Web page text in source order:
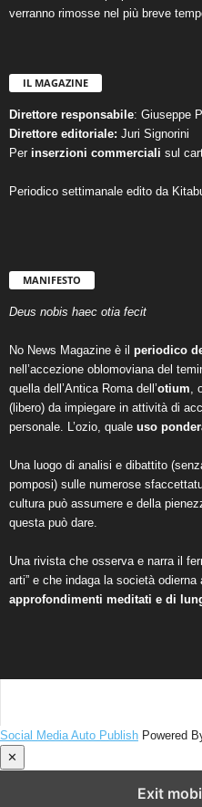
verranno rimosse nel più breve
IL MAGAZINE
Direttore responsabile: Giuseppe
Direttore editoriale: Juri Signorini
Per inserzioni commerciali sul
Periodico settimanale edito da
MANIFESTO
Deus nobis haec otia fecit
No News Magazine è il periodico
nell’accezione oblomoviana del
quella dell’Antica Roma dell’otium,
(libero) da impiegare in attività di
personale. L’ozio, quale uso
Una luogo di analisi e dibattito
pomposi) sulle numerose
cultura può assumere e della
questa può dare.
Una rivista che osserva e narra il
arti” e che indaga la società odierna
approfondimenti meditati e di
Social Media Auto Publish Powered
✕
Exit